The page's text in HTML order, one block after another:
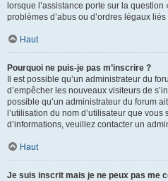
lorsque l’assistance porte sur la
problèmes d’abus ou d’ordres légaux
Haut
Pourquoi ne puis-je pas m’inscrire ?
Il est possible qu’un administrateur du
d’empêcher les nouveaux visiteurs de
possible qu’un administrateur du forum
l’utilisation du nom d’utilisateur que
d’informations, veuillez contacter un
Haut
Je suis inscrit mais je ne peux pas me